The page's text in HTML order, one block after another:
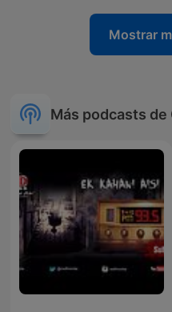
Mostrar
Más podcasts de